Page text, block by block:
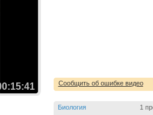
Сообщить об ошибке видео
Биология
1